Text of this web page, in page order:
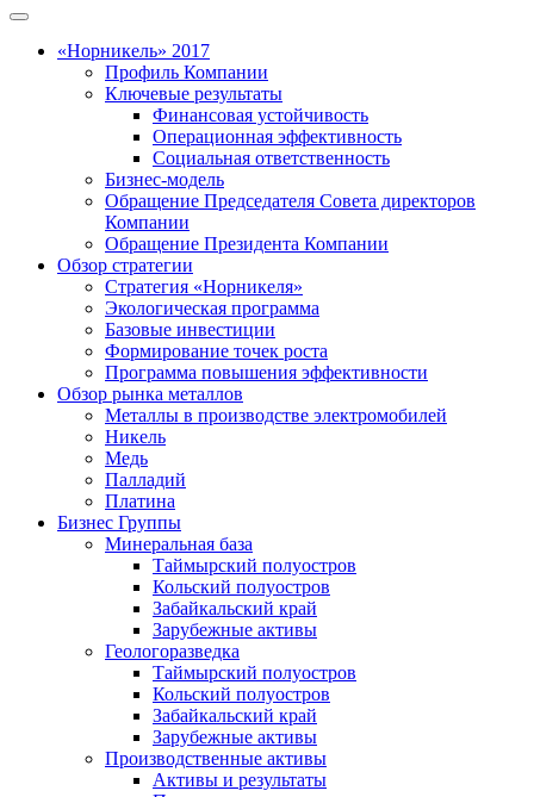
«Норникель» 2017
Профиль Компании
Ключевые результаты
Финансовая устойчивость
Операционная эффективность
Социальная ответственность
Бизнес-модель
Обращение Председателя Совета директоров
Компании
Обращение Президента Компании
Обзор стратегии
Стратегия «Норникеля»
Экологическая программа
Базовые инвестиции
Формирование точек роста
Программа повышения эффективности
Обзор рынка металлов
Металлы в производстве электромобилей
Никель
Медь
Палладий
Платина
Бизнес Группы
Минеральная база
Таймырский полуостров
Кольский полуостров
Забайкальский край
Зарубежные активы
Геологоразведка
Таймырский полуостров
Кольский полуостров
Забайкальский край
Зарубежные активы
Производственные активы
Активы и результаты